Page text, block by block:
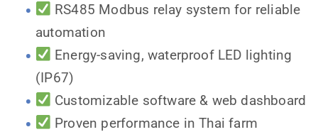
RS485 Modbus relay system for reliable
automation
Energy-saving, waterproof LED lighting
(IP67)
Customizable software & web dashboard
Proven performance in Thai farm